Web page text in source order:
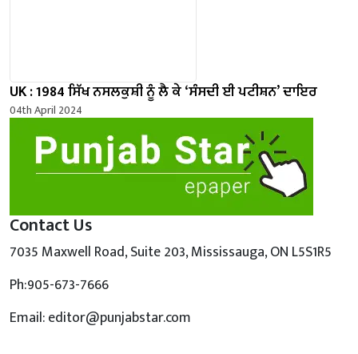
UK : 1984 ਸਿੱਖ ਨਸਲਕੁਸ਼ੀ ਨੂੰ ਲੈ ਕੇ ‘ਸੰਸਦੀ ਈ ਪਟੀਸ਼ਨ’ ਦਾਇਰ
04th April 2024
Contact Us
7035 Maxwell Road, Suite 203, Mississauga, ON L5S1R5
Ph:905-673-7666
Email: editor@punjabstar.com